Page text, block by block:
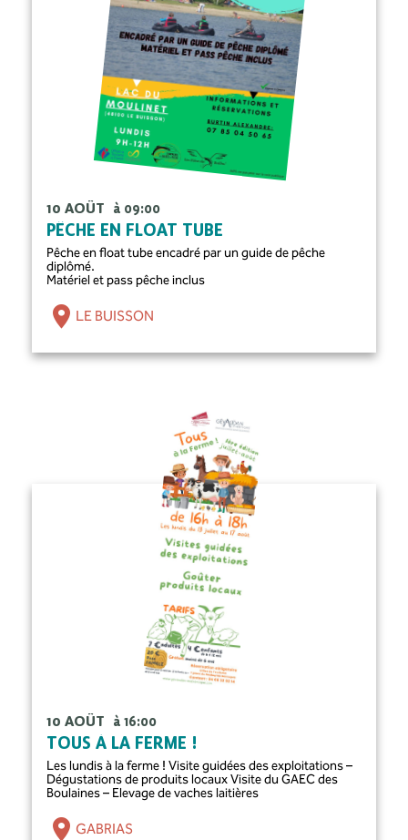
10 AOÛT à 09:00
PÊCHE EN FLOAT TUBE
Pêche en float tube encadré par un guide de pêche
diplômé.
Matériel et pass pêche inclus
LE BUISSON
10 AOÛT à 16:00
TOUS À LA FERME !
Les lundis à la ferme ! Visite guidées des exploitations –
Dégustations de produits locaux Visite du GAEC des
Boulaines – Elevage de vaches laitières
GABRIAS